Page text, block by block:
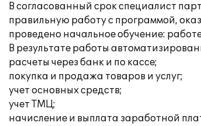
В согласованный срок специалист
правильную работу с программой,
проведено начальное обучение:
В результате работы
расчеты через банк и по кассе;
покупка и продажа товаров и услуг;
учет основных средств;
учет ТМЦ;
начисление и выплата заработной